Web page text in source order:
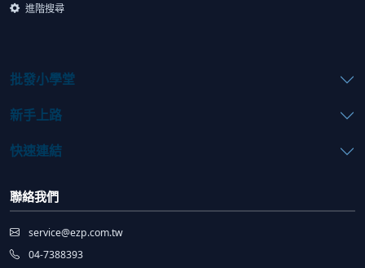
進階搜尋
批發小學堂
新手上路
快速連結
聯絡我們
service@ezp.com.tw
04-7388393